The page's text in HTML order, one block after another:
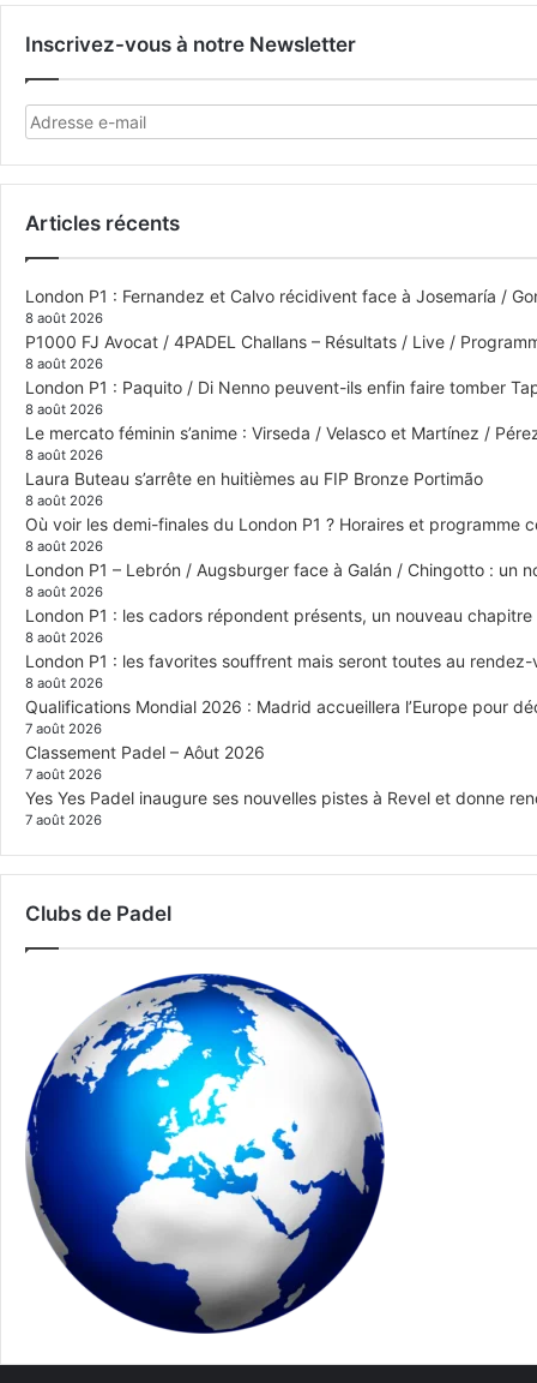
Inscrivez-vous à notre Newsletter
Articles récents
London P1 : Fernandez et Calvo récidivent face à Josemaría /
8 août 2026
P1000 FJ Avocat / 4PADEL Challans – Résultats / Live /
8 août 2026
London P1 : Paquito / Di Nenno peuvent-ils enfin faire tomber
8 août 2026
Le mercato féminin s’anime : Virseda / Velasco et Martínez /
8 août 2026
Laura Buteau s’arrête en huitièmes au FIP Bronze Portimão
8 août 2026
Où voir les demi-finales du London P1 ? Horaires et programme
8 août 2026
London P1 – Lebrón / Augsburger face à Galán / Chingotto : un
8 août 2026
London P1 : les cadors répondent présents, un nouveau
8 août 2026
London P1 : les favorites souffrent mais seront toutes au
8 août 2026
Qualifications Mondial 2026 : Madrid accueillera l’Europe pour
7 août 2026
Classement Padel – Aôut 2026
7 août 2026
Yes Yes Padel inaugure ses nouvelles pistes à Revel et donne
7 août 2026
Clubs de Padel